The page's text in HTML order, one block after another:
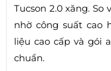
Tucson 2.0 xăng. So
nhờ công suất cao
liệu cao cấp và gói
chuẩn.